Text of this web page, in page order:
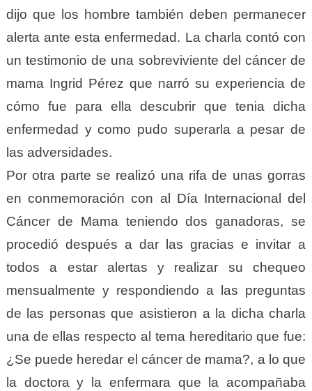
dijo que los hombre también deben permanecer
alerta ante esta enfermedad. La charla contó con
un testimonio de una sobreviviente del cáncer de
mama Ingrid Pérez que narró su experiencia de
cómo fue para ella descubrir que tenia dicha
enfermedad y como pudo superarla a pesar de
las adversidades.
Por otra parte se realizó una rifa de unas gorras
en conmemoración con al Día Internacional del
Cáncer de Mama teniendo dos ganadoras, se
procedió después a dar las gracias e invitar a
todos a estar alertas y realizar su chequeo
mensualmente y respondiendo a las preguntas
de las personas que asistieron a la dicha charla
una de ellas respecto al tema hereditario que fue:
¿Se puede heredar el cáncer de mama?, a lo que
la doctora y la enfermara que la acompañaba